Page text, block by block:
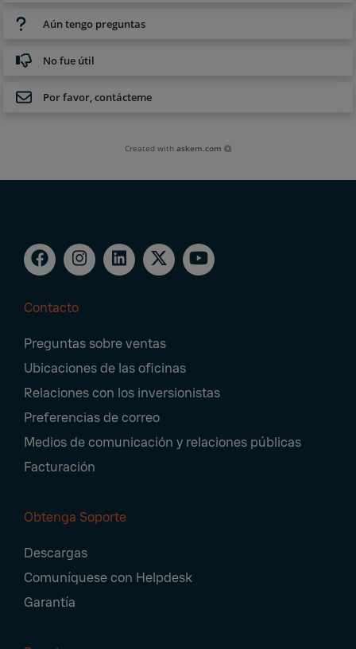
Aún tengo preguntas
No fue útil
Por favor, contácteme
Created withaskem.com
Navigation
Contacto
Preguntas sobre ventas
Ubicaciones de las oficinas
Relaciones con los inversionistas
Preferencias de correo
Medios de comunicación y relaciones públicas
Facturación
Obtenga Soporte
Descargas
Comuníquese con Helpdesk
Garantía